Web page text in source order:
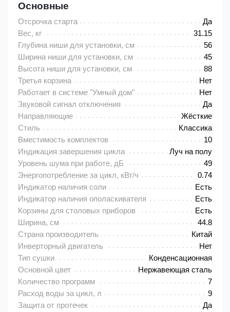
Основные
Отсрочка старта
Да
Вес, кг
31.15
Глубина ниши для установки, см
56
Ширина ниши для установки, см
45
Высота ниши для установки, см
88
Третья корзина
Нет
Работает в системе "Умный дом"
Нет
Звуковой сигнал отключения
Да
Направляющие
Жёсткие
Стиль
Классика
Вместимость комплектов
10
Индикация завершения цикла
Луч на полу
Уровень шума при работе, дБ
49
Энергопотребление за цикл, кВт/ч
0.74
Индикатор наличия соли
Есть
Индикатор наличия ополаскивателя
Есть
Корзины для столовых приборов
Есть
Ширина, см
44.8
Страна производитель
Китай
Инверторный двигатель
Нет
Тип сушки
Конденсационная
Основной цвет
Нержавеющая сталь
Количество программ
7
Расход воды за цикл, л
9
Защита от протечек
Да